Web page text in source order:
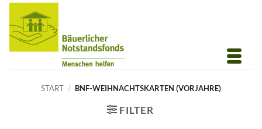
Inhalt
springen
START / BNF-WEIHNACHTSKARTEN (VORJAHRE)
FILTER